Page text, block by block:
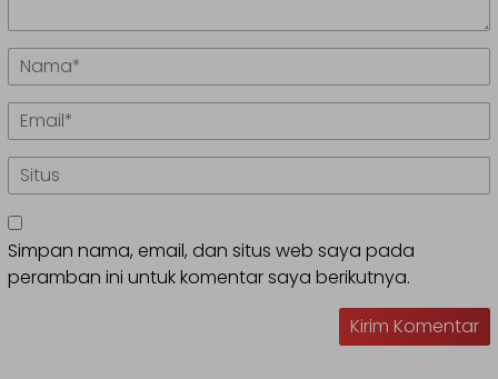
Simpan nama, email, dan situs web saya pada
peramban ini untuk komentar saya berikutnya.